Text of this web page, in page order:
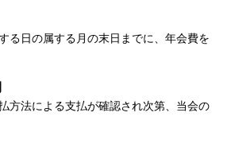
る日の属する月の末日までに、年会費を
方法による支払が確認され次第、当会の